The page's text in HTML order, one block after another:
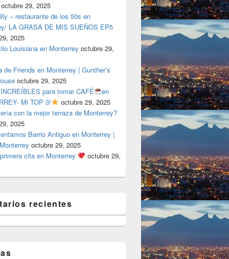
octubre 29, 2025
– restaurante de los 50s en
LA GRASA DE MIS SUEÑOS EP5
2025
Louisiana en Monterrey octubre 29,
de Friends en Monterrey | Gunther’s
octubre 29, 2025
para tomar CAFÉ
en
Mi TOP 3!
octubre 29, 2025
con la mejor terraza de Monterrey?
2025
Barrio Antiguo en Monterrey |
octubre 29, 2025
cita en Monterrey
octubre 29,
recientes